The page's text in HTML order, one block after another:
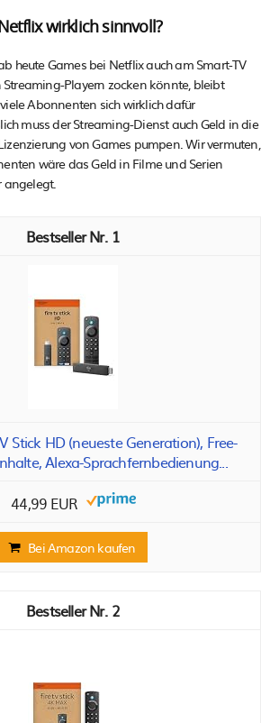
wirklich sinnvoll?
heute Games bei Netflix auch am Smart-TV
Playern zocken könnte, bleibt
Abonnenten sich wirklich dafür
muss der Streaming-Dienst auch Geld in die
von Games pumpen. Wir vermuten,
wäre das Geld in Filme und Serien
angelegt.
1
Stick HD (neueste Generation), Free-
Alexa-Sprachfernbedienung...
44,99 EUR
Bei Amazon kaufen
2